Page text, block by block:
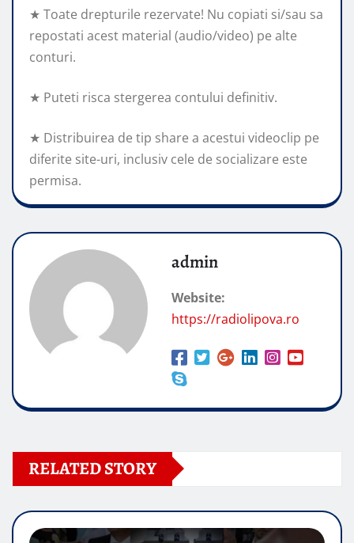
★ Toate drepturile rezervate! Nu copiati si/sau sa
repostati acest material (audio/video) pe alte
conturi.
★ Puteti risca stergerea contului definitiv.
★ Distribuirea de tip share a acestui videoclip pe
diferite site-uri, inclusiv cele de socializare este
permisa.
admin
Website:
https://radiolipova.ro
RELATED STORY